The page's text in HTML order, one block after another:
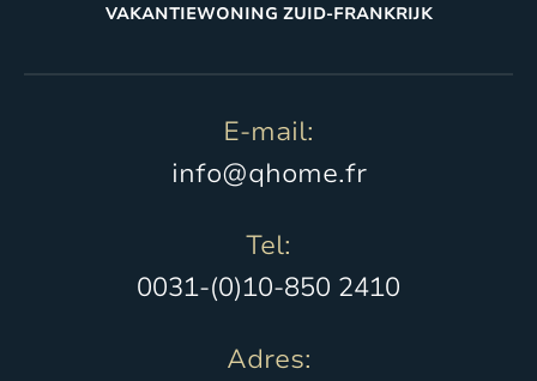
VAKANTIEWONING ZUID-FRANKRIJK
E-mail:
info@qhome.fr
Tel:
0031-(0)10-850 2410
Adres: